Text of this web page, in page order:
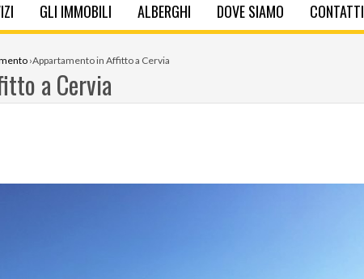
GLI IMMOBILI ALBERGHI DOVE SIAMO CONTATTI
›Appartamento in Affitto a Cervia
a Cervia